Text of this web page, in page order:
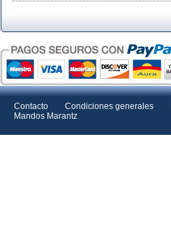
Contacto Condiciones generales
Mandos Marantz